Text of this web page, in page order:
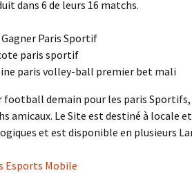
dans 6 de leurs 16 matchs.
Gagner Paris Sportif
paris sportif
paris volley-ball premier bet mali
football demain pour les paris
amicaux. Le Site est destiné à locale
et est disponible en plusieurs
Esports Mobile